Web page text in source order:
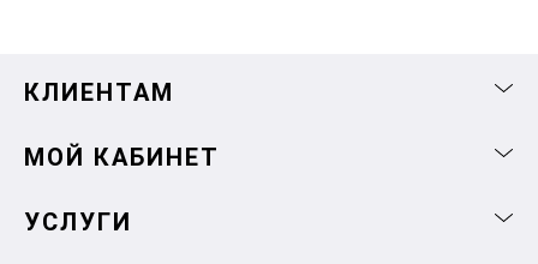
КЛИЕНТАМ
МОЙ КАБИНЕТ
УСЛУГИ